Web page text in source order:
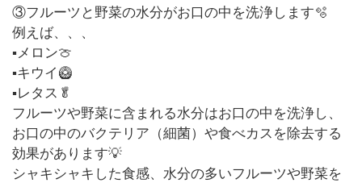
③フルーツと野菜の水分がお口の中を洗浄します🫧
例えば、、、
▪︎メロン🍈
▪︎キウイ🥝
▪︎レタス🥬
フルーツや野菜に含まれる水分はお口の中を洗浄し、
お口の中のバクテリア（細菌）や食べカスを除去する
効果があります💡
シャキシャキした食感、水分の多いフルーツや野菜を